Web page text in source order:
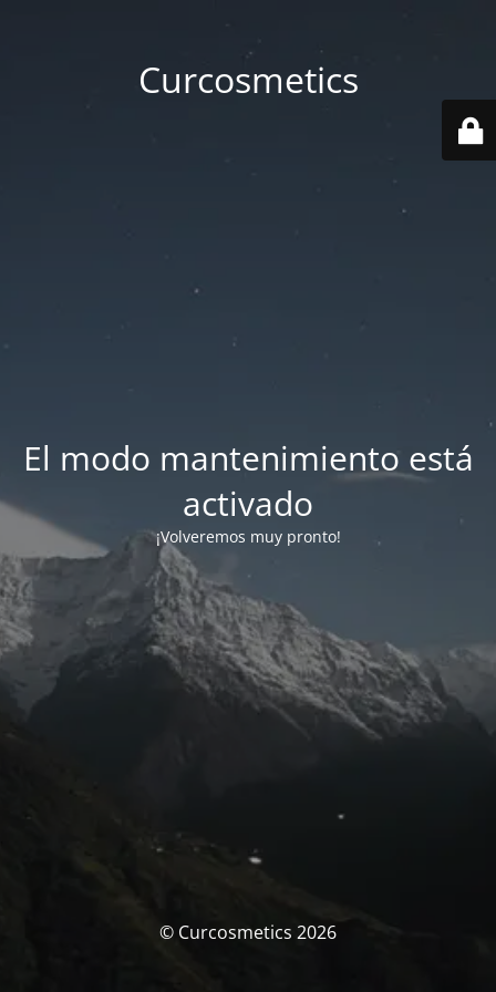
Curcosmetics
El modo mantenimiento está
activado
¡Volveremos muy pronto!
© Curcosmetics 2026